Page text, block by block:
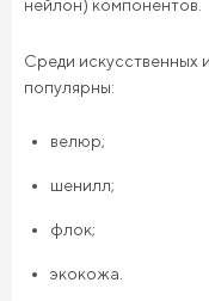
нейлон) компонентов.
Среди искусственных
популярны:
велюр;
шенилл;
флок;
экокожа.